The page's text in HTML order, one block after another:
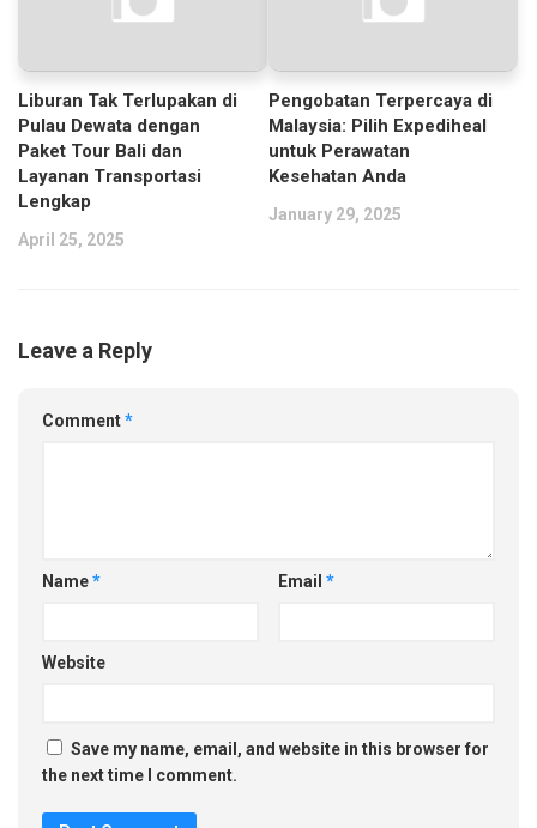
Liburan Tak Terlupakan di
Pulau Dewata dengan
Paket Tour Bali dan
Layanan Transportasi
Lengkap
April 25, 2025
Pengobatan Terpercaya di
Malaysia: Pilih Expediheal
untuk Perawatan
Kesehatan Anda
January 29, 2025
Leave a Reply
Comment*
Name* Email *
Website
Save my name, email, and website in this browser for
the next time I comment.